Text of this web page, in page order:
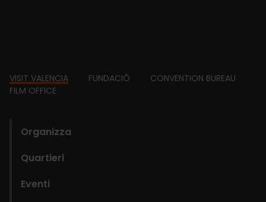
Footer
VISIT VALENCIA FUNDACIÓ
CONVENTION BUREAU
FILM OFFICE
Organizza
Quartieri
Eventi